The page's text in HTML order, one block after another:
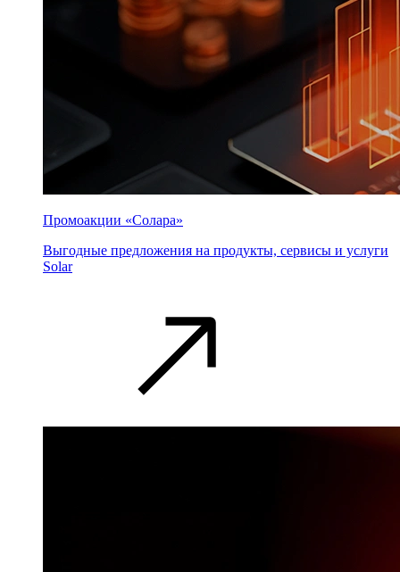
Промоакции «Солара»
Выгодные предложения на продукты, сервисы и услуги
Solar